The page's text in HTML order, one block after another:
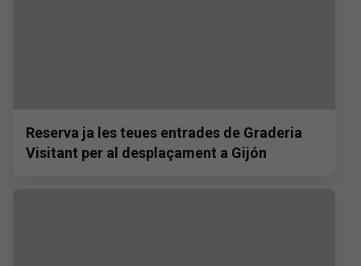
Reserva ja les teues entrades de Graderia
Visitant per al desplaçament a Gijón